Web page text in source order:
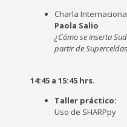
Charla
Paola Salio
¿Cómo se inserta
partir de
14:45 a 15:45 hrs.
Taller práctico:
Uso de SHARPpy